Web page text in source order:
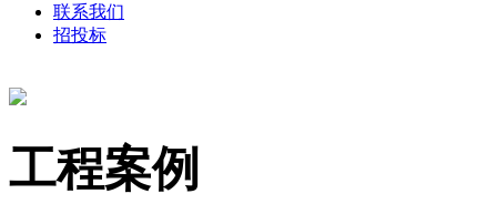
联系我们
招投标
工程案例